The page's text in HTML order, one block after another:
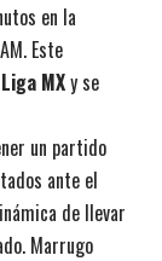
en la
Este
Liga MXy se
un partido
ante el
de llevar
Marrugo